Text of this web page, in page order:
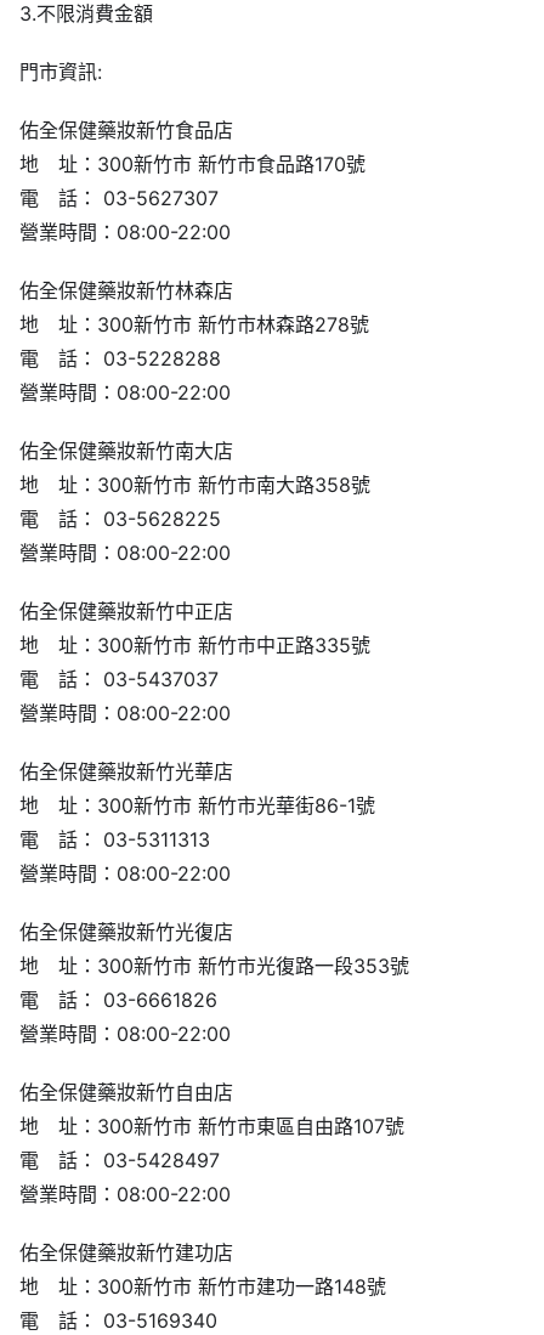
3.不限消費金額
門市資訊:
佑全保健藥妝新竹食品店
地 址：300新竹市 新竹市食品路170號
電 話： 03-5627307
營業時間：08:00-22:00
佑全保健藥妝新竹林森店
地 址：300新竹市 新竹市林森路278號
電 話： 03-5228288
營業時間：08:00-22:00
佑全保健藥妝新竹南大店
地 址：300新竹市 新竹市南大路358號
電 話： 03-5628225
營業時間：08:00-22:00
佑全保健藥妝新竹中正店
地 址：300新竹市 新竹市中正路335號
電 話： 03-5437037
營業時間：08:00-22:00
佑全保健藥妝新竹光華店
地 址：300新竹市 新竹市光華街86-1號
電 話： 03-5311313
營業時間：08:00-22:00
佑全保健藥妝新竹光復店
地 址：300新竹市 新竹市光復路一段353號
電 話： 03-6661826
營業時間：08:00-22:00
佑全保健藥妝新竹自由店
地 址：300新竹市 新竹市東區自由路107號
電 話： 03-5428497
營業時間：08:00-22:00
佑全保健藥妝新竹建功店
地 址：300新竹市 新竹市建功一路148號
電 話： 03-5169340